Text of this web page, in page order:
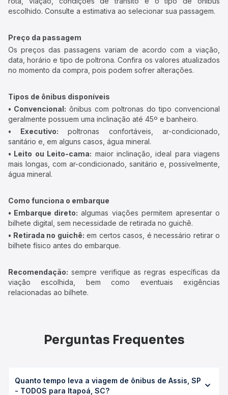
escolhido. Consulte a estimativa ao selecionar sua passagem.
Preço da passagem
Os preços das passagens variam de acordo com a viação,
data, horário e tipo de poltrona. Confira os valores atualizados
no momento da compra, pois podem sofrer alterações.
Tipos de ônibus disponíveis
• Convencional: ônibus com poltronas do tipo convencional
geralmente possuem uma inclinação até 45º e banheiro.
• Executivo: poltronas confortáveis, ar-condicionado,
sanitário e, em alguns casos, água mineral.
• Leito ou Leito-cama: maior inclinação, ideal para viagens
mais longas, com ar-condicionado, sanitário e, possivelmente,
água mineral.
Como funciona o embarque
• Embarque direto: algumas viações permitem apresentar o
bilhete digital, sem necessidade de retirada no guichê.
• Retirada no guichê: em certos casos, é necessário retirar o
bilhete físico antes do embarque.
Recomendação: sempre verifique as regras específicas da
viação escolhida, bem como eventuais exigências
relacionadas ao bilhete.
Perguntas Frequentes
Quanto tempo leva a viagem de ônibus de Assis, SP
- TODOS para Itapoá, SC?